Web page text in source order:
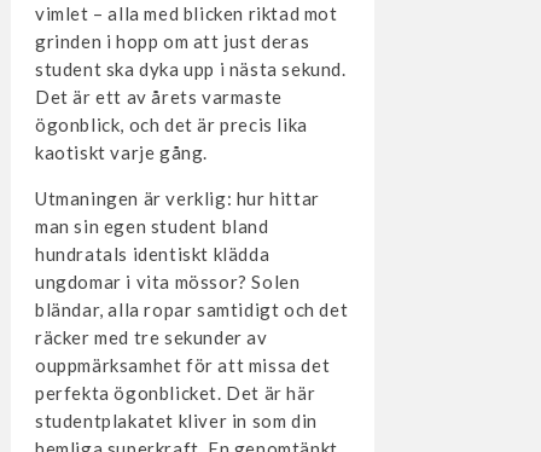
vimlet – alla med blicken riktad mot
grinden i hopp om att just deras
student ska dyka upp i nästa sekund.
Det är ett av årets varmaste
ögonblick, och det är precis lika
kaotiskt varje gång.
Utmaningen är verklig: hur hittar
man sin egen student bland
hundratals identiskt klädda
ungdomar i vita mössor? Solen
bländar, alla ropar samtidigt och det
räcker med tre sekunder av
ouppmärksamhet för att missa det
perfekta ögonblicket. Det är här
studentplakatet kliver in som din